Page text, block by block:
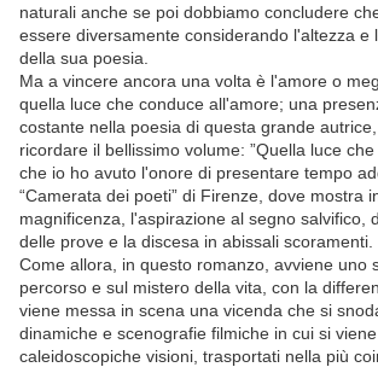
naturali anche se poi dobbiamo concludere
essere diversamente considerando l'altezza e
della sua poesia.
Ma a vincere ancora una volta è l'amore o
quella luce che conduce all'amore; una
costante nella poesia di questa grande
ricordare il bellissimo volume: ”Quella luce
che io ho avuto l'onore di presentare tempo
“Camerata dei poeti” di Firenze, dove mostra
magnificenza, l'aspirazione al segno salvifico,
delle prove e la discesa in abissali scoramenti.
Come allora, in questo romanzo, avviene uno
percorso e sul mistero della vita, con la
viene messa in scena una vicenda che si
dinamiche e scenografie filmiche in cui si
caleidoscopiche visioni, trasportati nella più